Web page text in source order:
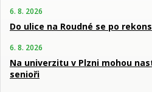
6. 8. 2026
Do ulice na Roudné se po
6. 8. 2026
Na univerzitu v Plzni mohou
senioři